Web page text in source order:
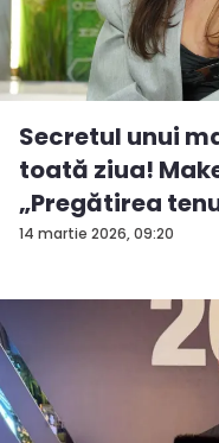
14 martie 2026, 09:20
Secretul unui
toată ziua!
„Pregătirea